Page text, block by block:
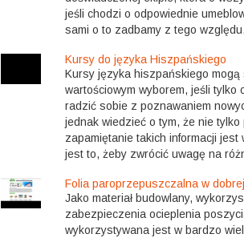
jeśli chodzi o odpowiednie
sami o to zadbamy z tego
Kursy do języka Hiszpańskiego
Kursy języka hiszpańskiego
wartościowym wyborem, jeśli tylko
radzić sobie z poznawaniem
jednak wiedzieć o tym, że nie tylko
zapamiętanie takich informacji jest
jest to, żeby zwrócić uwagę na
Folia paroprzepuszczalna w
Jako materiał budowlany,
zabezpieczenia ocieplenia
wykorzystywana jest w bardzo